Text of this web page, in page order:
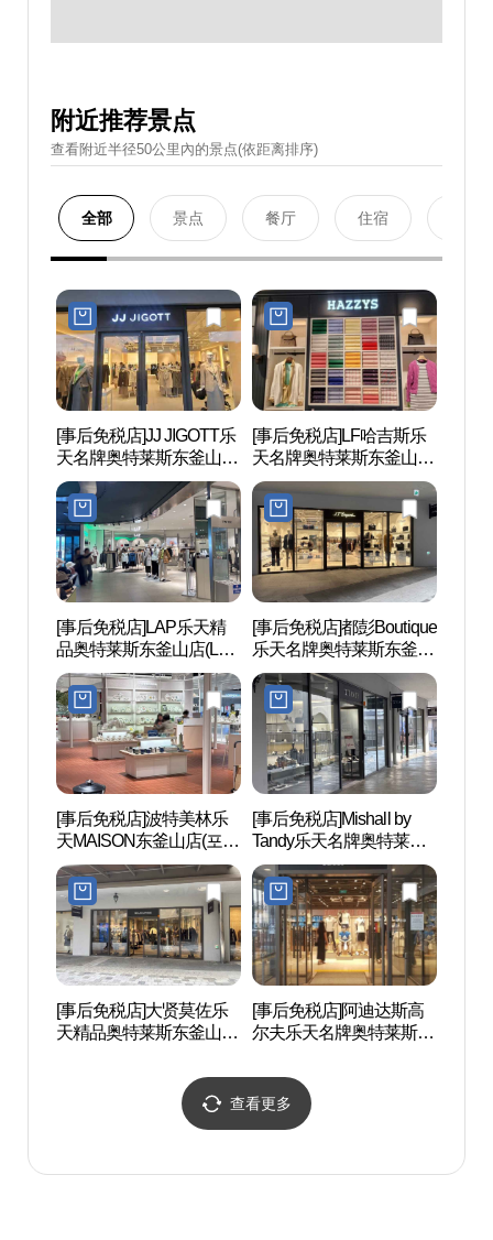
附近推荐景点
查看附近半径50公里內的景点(依距离排序)
全部 景点 餐厅 住宿
[事后免税店]JJ JIGOTT乐
天名牌奥特莱斯东釜山店
(JJ지고트 롯데프리미엄
아울렛 동부산점)
[事后免税店]LF哈吉斯乐
天名牌奥特莱斯东釜山店
(헤지스 롯데프리미엄아
울렛 동부산점)
[事后免税店]LAP乐天精
品奥特莱斯东釜山店(LAP
롯데프리미엄아울렛 동
부산점)
[事后免税店]都彭Boutique
乐天名牌奥特莱斯东釜山
店(듀퐁부틱 롯데프리미
엄아울렛 동부산점)
[事后免税店]波特美林乐
天MAISON东釜山店(포트
메리온 롯데몰 메종 동부
산점)
[事后免税店]Mishall by
Tandy乐天名牌奥特莱斯
东釜山店(미셸by탠디 롯
데프리미엄아울렛 동부
산점)
[事后免税店]大贤莫佐乐
天精品奥特莱斯东釜山店
엄아울렛 동부산점)
[事后免税店]阿迪达斯高
尔夫乐天名牌奥特莱斯东
데프리미엄아울렛 동부
산점)
查看更多